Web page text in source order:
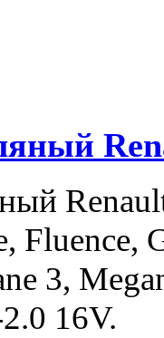
Fluence,
3,
16V.